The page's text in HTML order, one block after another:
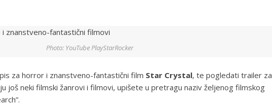
Photo: YouTube PlayStarRocker
za horror i znanstveno-fantastični film Star Crystal, te pogledati trailer za
još neki filmski žanrovi i filmovi, upišete u pretragu naziv željenog filmskog